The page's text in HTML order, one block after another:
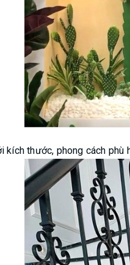
thước, phong cách phù